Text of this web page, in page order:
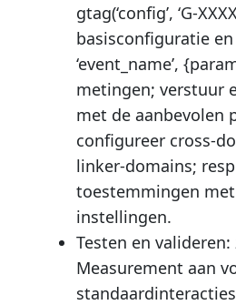
gtag(‘config’, ‘G-
basisconfiguratie en
‘event_name’,
metingen; verstuur
met de aanbevolen
configureer cross-
linker-domains;
toestemmingen
instellingen.
Testen en valideren:
Measurement aan